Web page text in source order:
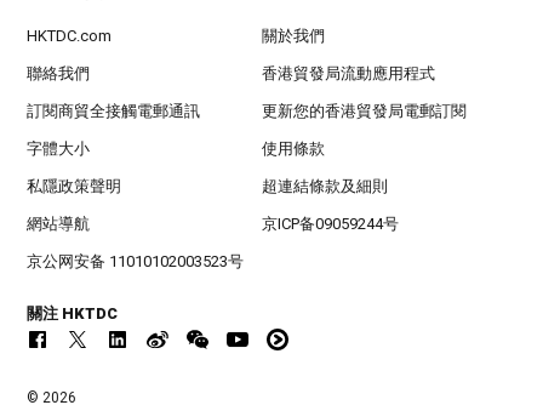
HKTDC.com 關於我們
聯絡我們 香港貿發局流動應用程式
訂閱商貿全接觸電郵通訊 更新您的香港貿發局電郵訂閱
字體大小 使用條款
私隱政策聲明 超連結條款及細則
網站導航 京ICP备09059244号
京公网安备 11010102003523号
關注 HKTDC
© 2026